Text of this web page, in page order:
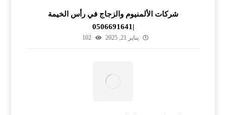
شركات الألمنيوم والزجاج في رأس الخيمة
|0506691641
يناير 21, 2025 102